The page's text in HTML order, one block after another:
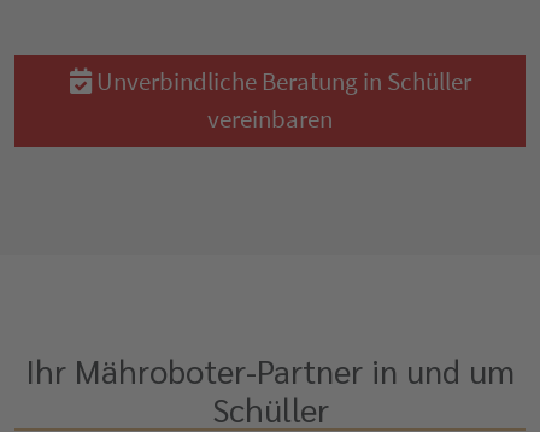
Unverbindliche Beratung in Schüller
vereinbaren
Ihr Mähroboter-Partner in und um
Schüller